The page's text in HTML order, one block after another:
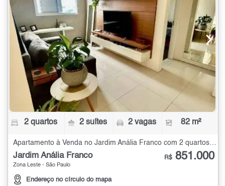
2 quartos 2 suítes 2 vagas 82 m²
Apartamento à Venda no Jardim Anália Franco com 2 quartos - 82 m²
Jardim Anália Franco
Zona Leste - São Paulo
Endereço no círculo do mapa
R$ 851.000